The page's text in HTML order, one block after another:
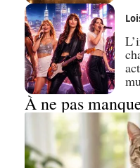
À ne pas